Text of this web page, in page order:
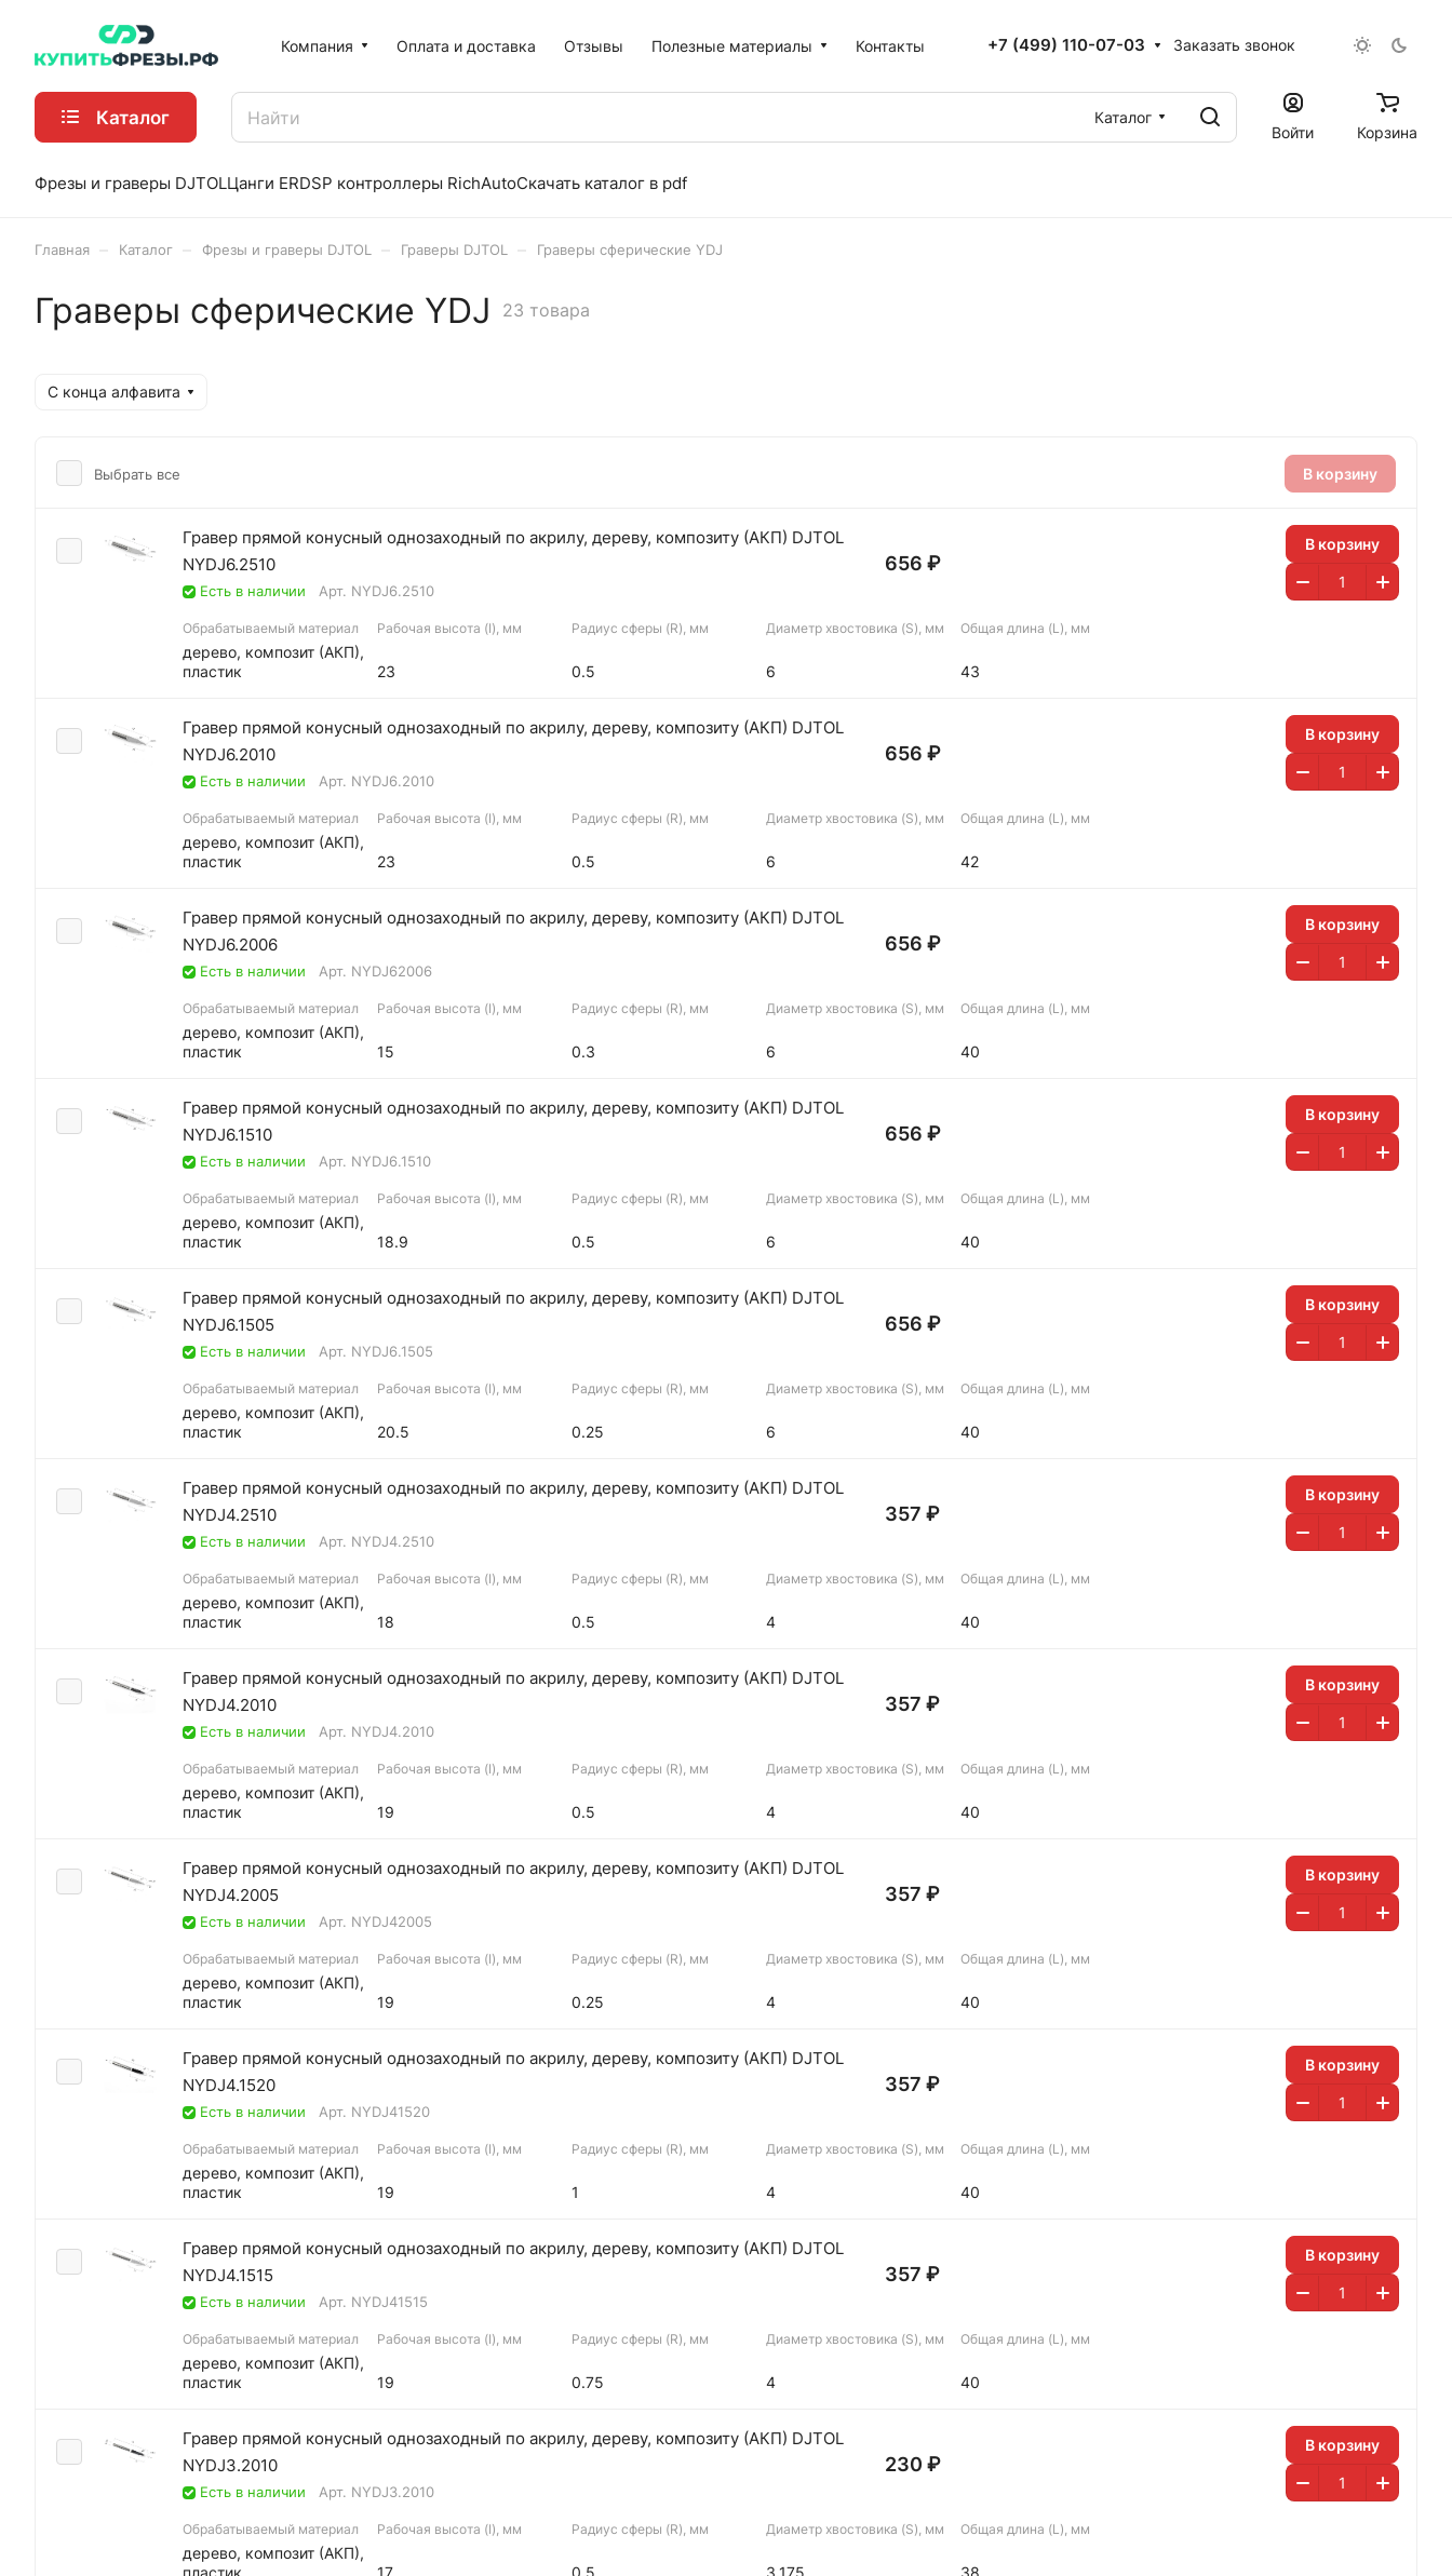
Компания Оплата и доставка Отзывы Полезные материалы Контакты +7 (499) 110-07-03 Заказать звонок
Каталог
Каталог
Войти
Корзина
Фрезы и граверы DJTOLЦанги ERDSP контроллеры RichAutoСкачать каталог в pdf
Главная Каталог Фрезы и граверы DJTOL Граверы DJTOL Граверы сферические YDJ
Граверы сферические YDJ 23 товара
С конца алфавита
Выбрать все В корзину
Гравер прямой конусный однозаходный по акрилу, дереву, композиту (АКП) DJTOL
NYDJ6.2510
Есть в наличии Арт. NYDJ6.2510
656 ₽
В корзину
Обрабатываемый материал
дерево, композит (АКП),
пластик
Рабочая высота (I), мм
23
Радиус сферы (R), мм
0.5
Диаметр хвостовика (S), мм
6
Общая длина (L), мм
43
Гравер прямой конусный однозаходный по акрилу, дереву, композиту (АКП) DJTOL
NYDJ6.2010
Есть в наличии Арт. NYDJ6.2010
656 ₽
В корзину
Обрабатываемый материал
дерево, композит (АКП),
пластик
Рабочая высота (I), мм
23
Радиус сферы (R), мм
0.5
Диаметр хвостовика (S), мм
6
Общая длина (L), мм
42
Гравер прямой конусный однозаходный по акрилу, дереву, композиту (АКП) DJTOL
NYDJ6.2006
Есть в наличии Арт. NYDJ62006
656 ₽
В корзину
Обрабатываемый материал
дерево, композит (АКП),
пластик
Рабочая высота (I), мм
15
Радиус сферы (R), мм
0.3
Диаметр хвостовика (S), мм
6
Общая длина (L), мм
40
Гравер прямой конусный однозаходный по акрилу, дереву, композиту (АКП) DJTOL
NYDJ6.1510
Есть в наличии Арт. NYDJ6.1510
656 ₽
В корзину
Обрабатываемый материал
дерево, композит (АКП),
пластик
Рабочая высота (I), мм
18.9
Радиус сферы (R), мм
0.5
Диаметр хвостовика (S), мм
6
Общая длина (L), мм
40
Гравер прямой конусный однозаходный по акрилу, дереву, композиту (АКП) DJTOL
NYDJ6.1505
Есть в наличии Арт. NYDJ6.1505
656 ₽
В корзину
Обрабатываемый материал
дерево, композит (АКП),
пластик
Рабочая высота (I), мм
20.5
Радиус сферы (R), мм
0.25
Диаметр хвостовика (S), мм
6
Общая длина (L), мм
40
Гравер прямой конусный однозаходный по акрилу, дереву, композиту (АКП) DJTOL
NYDJ4.2510
Есть в наличии Арт. NYDJ4.2510
357 ₽
В корзину
Обрабатываемый материал
дерево, композит (АКП),
пластик
Рабочая высота (I), мм
18
Радиус сферы (R), мм
0.5
Диаметр хвостовика (S), мм
4
Общая длина (L), мм
40
Гравер прямой конусный однозаходный по акрилу, дереву, композиту (АКП) DJTOL
NYDJ4.2010
Есть в наличии Арт. NYDJ4.2010
357 ₽
В корзину
Обрабатываемый материал
дерево, композит (АКП),
пластик
Рабочая высота (I), мм
19
Радиус сферы (R), мм
0.5
Диаметр хвостовика (S), мм
4
Общая длина (L), мм
40
Гравер прямой конусный однозаходный по акрилу, дереву, композиту (АКП) DJTOL
NYDJ4.2005
Есть в наличии Арт. NYDJ42005
357 ₽
В корзину
Обрабатываемый материал
дерево, композит (АКП),
пластик
Рабочая высота (I), мм
19
Радиус сферы (R), мм
0.25
Диаметр хвостовика (S), мм
4
Общая длина (L), мм
40
Гравер прямой конусный однозаходный по акрилу, дереву, композиту (АКП) DJTOL
NYDJ4.1520
Есть в наличии Арт. NYDJ41520
357 ₽
В корзину
Обрабатываемый материал
дерево, композит (АКП),
пластик
Рабочая высота (I), мм
19
Радиус сферы (R), мм
1
Диаметр хвостовика (S), мм
4
Общая длина (L), мм
40
Гравер прямой конусный однозаходный по акрилу, дереву, композиту (АКП) DJTOL
NYDJ4.1515
Есть в наличии Арт. NYDJ41515
357 ₽
В корзину
Обрабатываемый материал
дерево, композит (АКП),
пластик
Рабочая высота (I), мм
19
Радиус сферы (R), мм
0.75
Диаметр хвостовика (S), мм
4
Общая длина (L), мм
40
Гравер прямой конусный однозаходный по акрилу, дереву, композиту (АКП) DJTOL
NYDJ3.2010
Есть в наличии Арт. NYDJ3.2010
230 ₽
В корзину
Обрабатываемый материал
дерево, композит (АКП),
пластик
Рабочая высота (I), мм
17
Радиус сферы (R), мм
0.5
Диаметр хвостовика (S), мм
3.175
Общая длина (L), мм
38